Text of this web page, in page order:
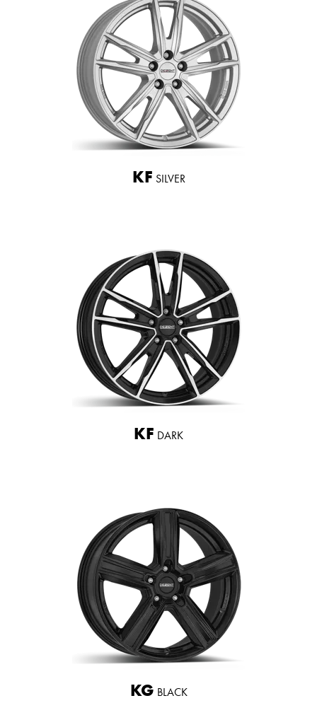
KF SILVER
KF DARK
KG BLACK